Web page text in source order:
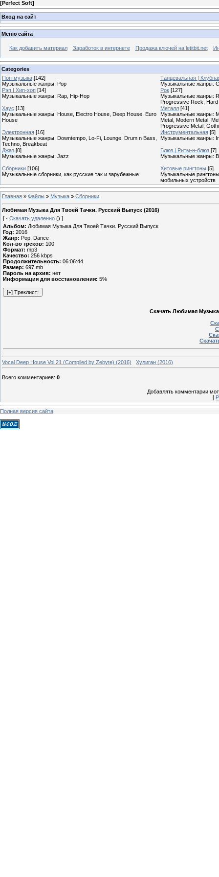
[Perfect Soft]
Вход на сайт
Меню сайта
Как добавить материал Заработок в интернете Продажа ключей на letitbit.net
Categories
Поп-музыка [142]
Музыкальные жанры: Pop
Танцевальная |
Музыкальные жанры:
Рэп | Хип-хоп [14]
Музыкальные жанры: Rap, Hip-Hop
Рок [127]
Музыкальные жанры:
Progressive Rock,
Хаус [13]
Музыкальные жанры: House, Electro House, Deep House, Euro
House
Металл [41]
Музыкальные жанры:
Metal, Modern Metal,
Progressive Metal,
Электронная [16]
Музыкальные жанры: Downtempo, Lo-Fi, Lounge, Drum n Bass,
Techno, Breakbeat
Инструментальная [5]
Музыкальные жанры:
Джаз [0]
Музыкальные жанры: Jazz
Блюз | Ритм-н-блюз [7]
Музыкальные жанры:
Сборники [106]
Музыкальные сборники, как русские так и зарубежные
Хитовые рингтоны [5]
Музыкальные
мобильных устройств
Главная » Файлы » Музыка » Сборники
Любимая Музыка Для Твоей Тачки. Русский Выпуск (2016)
[ · Скачать удаленно () ]
Альбом: Любимая Музыка Для Твоей Тачки. Русский Выпуск
Год: 2016
Жанр: Pop, Dance
Кол-во треков: 100
Формат: mp3
Качество: 256 kbps
Продолжительность: 06:06:44
Размер: 697 mb
Пароль на архив: нет
Информация для восстановления: 5%
Скачать Любимая
Vocal Deep House Vol.21 (Compiled by Zebyte) (2016) Хулиган (2016)
Всего комментариев: 0
Добавлять комментарии
[
Полная версия сайта